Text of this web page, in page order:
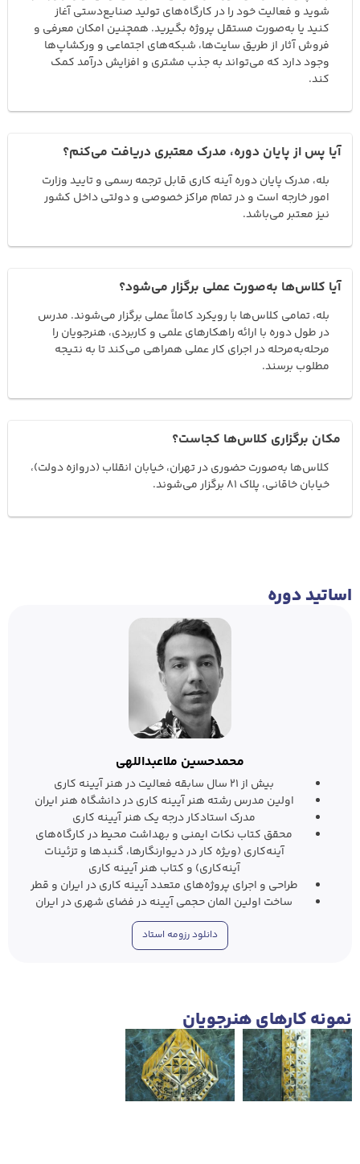
شوید و فعالیت خود را در کارگاه‌های تولید صنایع‌دستی آغاز
کنید یا به‌صورت مستقل پروژه بگیرید. همچنین امکان معرفی و
فروش آثار از طریق سایت‌ها، شبکه‌های اجتماعی و ورکشاپ‌ها
وجود دارد که می‌تواند به جذب مشتری و افزایش درآمد کمک
کند.
آیا پس از پایان دوره، مدرک معتبری دریافت می‌کنم؟
بله، مدرک پایان دوره آینه کاری قابل ترجمه رسمی و تایید وزارت
امور خارجه است و در تمام مراکز خصوصی و دولتی داخل کشور
نیز معتبر می‌باشد.
آیا کلاس‌ها به‌صورت عملی برگزار می‌شود؟
بله، تمامی کلاس‌ها با رویکرد کاملاً عملی برگزار می‌شوند. مدرس
در طول دوره با ارائه راهکارهای علمی و کاربردی، هنرجویان را
مرحله‌به‌مرحله در اجرای کار عملی همراهی می‌کند تا به نتیجه
مطلوب برسند.
مکان برگزاری کلاس‌ها کجاست؟
کلاس‌ها به‌صورت حضوری در تهران، خیابان انقلاب (دروازه دولت)،
خیابان خاقانی، پلاک 81 برگزار می‌شوند.
اساتید دوره
محمدحسین ملاعبداللهی
بیش از ۲۱ سال سابقه فعالیت در هنر آیینه کاری
اولین مدرس رشته هنر آیینه کاری در دانشگاه هنر ایران
مدرک استادکار درجه یک هنر آیینه کاری
محقق کتاب نکات ایمنی و بهداشت محیط در کارگاه‌های
آینه‌کاری (ویژه کار در دیوارنگارها، گنبدها و تزئینات
آینه‌کاری) و کتاب هنر آیینه کاری
طراحی و اجرای پروژه‌های متعدد آیینه کاری در ایران و قطر
ساخت اولین المان حجمی آیینه در فضای شهری در ایران
دانلود رزومه استاد
نمونه‌ کار‌های هنرجویان